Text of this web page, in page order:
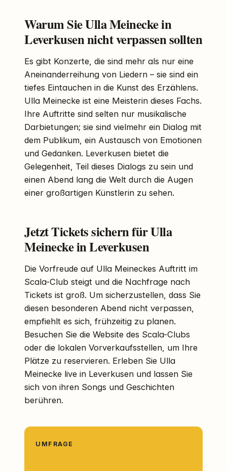
Warum Sie Ulla Meinecke in
Leverkusen nicht verpassen sollten
Es gibt Konzerte, die sind mehr als nur eine
Aneinanderreihung von Liedern – sie sind ein
tiefes Eintauchen in die Kunst des Erzählens.
Ulla Meinecke ist eine Meisterin dieses Fachs.
Ihre Auftritte sind selten nur musikalische
Darbietungen; sie sind vielmehr ein Dialog mit
dem Publikum, ein Austausch von Emotionen
und Gedanken. Leverkusen bietet die
Gelegenheit, Teil dieses Dialogs zu sein und
einen Abend lang die Welt durch die Augen
einer großartigen Künstlerin zu sehen.
Jetzt Tickets sichern für Ulla
Meinecke in Leverkusen
Die Vorfreude auf Ulla Meineckes Auftritt im
Scala-Club steigt und die Nachfrage nach
Tickets ist groß. Um sicherzustellen, dass Sie
diesen besonderen Abend nicht verpassen,
empfiehlt es sich, frühzeitig zu planen.
Besuchen Sie die Website des Scala-Clubs
oder die lokalen Vorverkaufsstellen, um Ihre
Plätze zu reservieren. Erleben Sie Ulla
Meinecke live in Leverkusen und lassen Sie
sich von ihren Songs und Geschichten
berühren.
UMFRAGE